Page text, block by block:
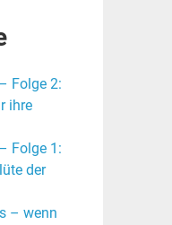
Folge 2:
ihre
Folge 1:
der
– wenn